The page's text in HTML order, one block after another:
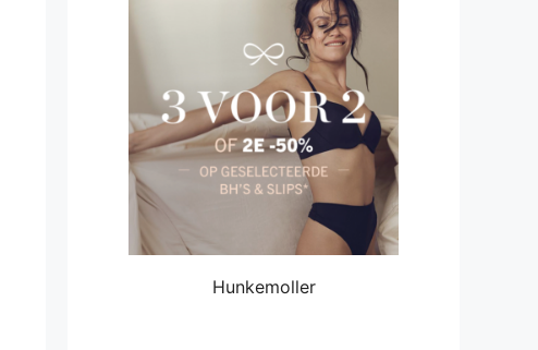
Hunkemoller